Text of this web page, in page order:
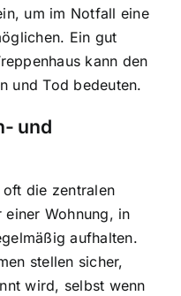
um im Notfall eine
Ein gut
kann den
und Tod bedeuten.
und
die zentralen
einer Wohnung, in
aufhalten.
stellen sicher,
wird, selbst wenn